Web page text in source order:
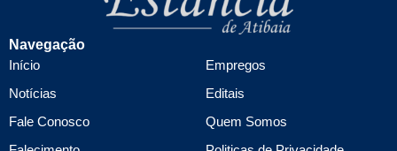
Navegação
Início
Notícias
Fale Conosco
Empregos
Editais
Quem Somos